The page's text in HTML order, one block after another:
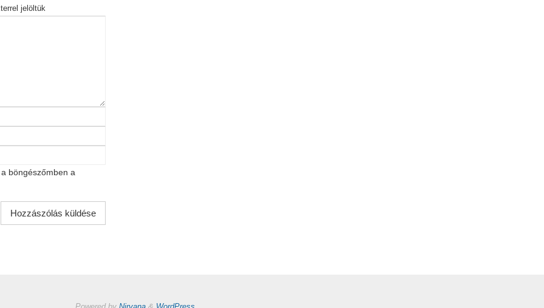
jelöltük
böngészőmben a